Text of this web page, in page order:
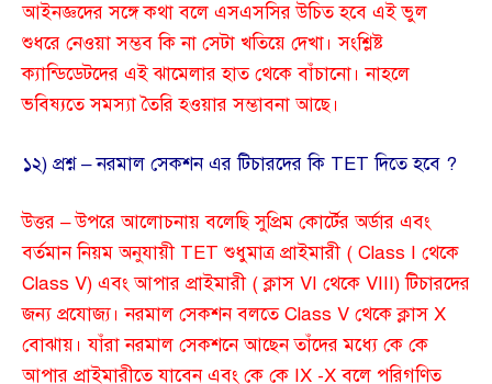
আইনজ্ঞদের সঙ্গে কথা বলে এসএসসির উচিত হবে এই ভুল
শুধরে নেওয়া সম্ভব কি না সেটা খতিয়ে দেখা। সংশ্লিষ্ট
ক্যান্ডিডেটদের এই ঝামেলার হাত থেকে বাঁচানো। নাহলে
ভবিষ্যতে সমস্যা তৈরি হওয়ার সম্ভাবনা আছে।
১২) প্রশ্ন – নরমাল সেকশন এর টিচারদের কি TET দিতে হবে ?
উত্তর – উপরে আলোচনায় বলেছি সুপ্রিম কোর্টের অর্ডার এবং
বর্তমান নিয়ম অনুযায়ী TET শুধুমাত্র প্রাইমারী ( Class I থেকে
Class V) এবং আপার প্রাইমারী ( ক্লাস VI থেকে VIII) টিচারদের
জন্য প্রযোজ্য। নরমাল সেকশন বলতে Class V থেকে ক্লাস X
বোঝায়। যাঁরা নরমাল সেকশনে আছেন তাঁদের মধ্যে কে কে
আপার প্রাইমারীতে যাবেন এবং কে কে IX -X বলে পরিগণিত